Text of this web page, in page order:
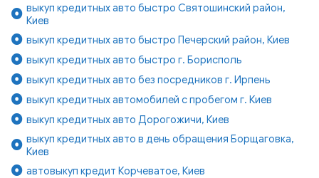
выкуп кредитных авто быстро Святошинский район,
Киев
выкуп кредитных авто быстро Печерский район, Киев
выкуп кредитных авто быстро г. Борисполь
выкуп кредитных авто без посредников г. Ирпень
выкуп кредитных автомобилей с пробегом г. Киев
выкуп кредитных авто Дорогожичи, Киев
выкуп кредитных авто в день обращения Борщаговка,
Киев
автовыкуп кредит Корчеватое, Киев